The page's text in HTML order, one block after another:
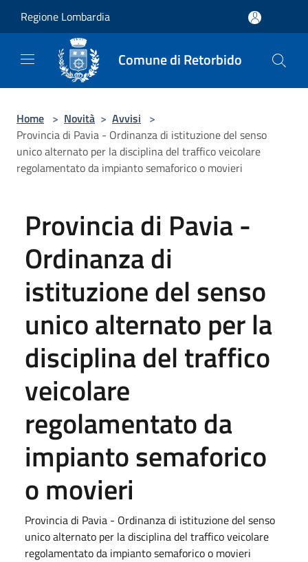
Regione Lombardia
Comune di Retorbido
Home > Novità > Avvisi >
Provincia di Pavia - Ordinanza di istituzione del senso
unico alternato per la disciplina del traffico veicolare
regolamentato da impianto semaforico o movieri
Provincia di Pavia -
Ordinanza di
istituzione del senso
unico alternato per la
disciplina del traffico
veicolare
regolamentato da
impianto semaforico
o movieri
Provincia di Pavia - Ordinanza di istituzione del senso
unico alternato per la disciplina del traffico veicolare
regolamentato da impianto semaforico o movieri